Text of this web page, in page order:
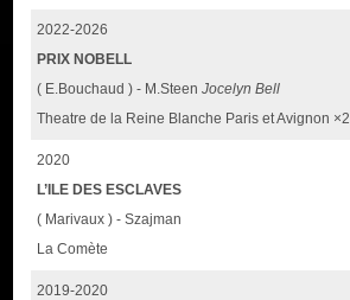
2022-2026
PRIX NOBELL
( E.Bouchaud ) - M.SteenJocelyn Bell
Theatre de la Reine Blanche Paris et Avignon ×2
2020
L’ILE DES ESCLAVES
( Marivaux ) - Szajman
La Comète
2019-2020